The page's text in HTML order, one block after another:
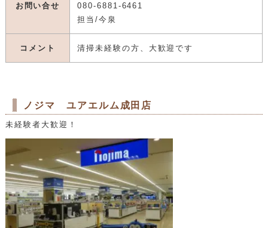
お問い合せ
080-6881-6461
担当/今泉
コメント 清掃未経験の方、大歓迎です
ノジマ ユアエルム成田店
未経験者大歓迎！